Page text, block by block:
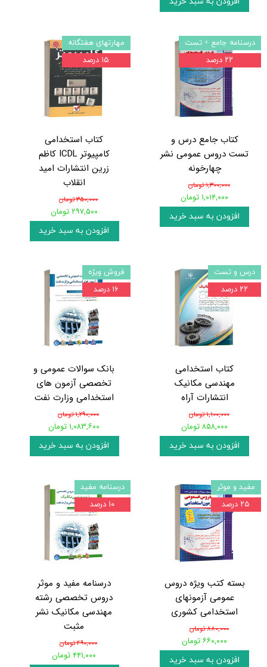
کتاب جامع درس و
تست دروس عمومی نشر
چهارخونه
۱,۳۰۰,۰۰۰ تومان
۱,۰۱۴,۰۰۰ تومان
افزودن به سبد خرید
درسنامه جامع + تست
۲۲ درصد
کتاب استخدامی
کامپیوتر ICDL کاظم
زرین انتشارات امید
انقلاب
۳۵۰,۰۰۰ تومان
۲۹۷,۵۰۰ تومان
افزودن به سبد خرید
مهارتهای هفتگانه
۱۵ درصد
کتاب استخدامی
مهندسی مکانیک
انتشارات آراه
۱,۱۰۰,۰۰۰ تومان
۸۵۸,۰۰۰ تومان
افزودن به سبد خرید
درس و تست
۲۲ درصد
بانک سوالات عمومی و
تخصصی آزمون های
استخدامی وزارت نفت
۱,۲۹۰,۰۰۰ تومان
۱,۰۸۳,۶۰۰ تومان
افزودن به سبد خرید
فروش ویژه
۱۶ درصد
بسته کتب ویژه دروس
عمومی آزمونهای
استخدامی کشوری
۸۸۰,۰۰۰ تومان
۶۶۰,۰۰۰ تومان
افزودن به سبد خرید
مفید و موثر
۲۵ درصد
درسنامه مفید و موثر
دروس تخصصی رشته
مهندسی مکانیک نشر
مثبت
۴۹۰,۰۰۰ تومان
۴۴۱,۰۰۰ تومان
درسنامه مفید
۱۰ درصد